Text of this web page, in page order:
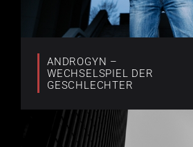
ANDROGYN –
WECHSELSPIEL DER
GESCHLECHTER